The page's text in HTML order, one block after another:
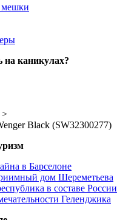
на каникулах?
>
Black (SW32300277)
в Барселоне
дом Шереметьева
в составе России
Геленджика